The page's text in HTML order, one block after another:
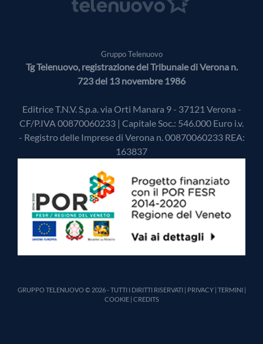
Gruppo Telenuovo
Tg Telenuovo, registrazione del Tribunale di Verona n.
723 del 13 novembre 1986
Editrice T.N.V. S.p.a. via Orti Manara 9 - 37121 Verona -
CF/P.IVA 00870060233 | Capitale Soc.: 546.000 Euro i.v.
- Registro delle Imprese di Verona n. 00870060233 REA:
163837
GRUPPO TELENUOVO © 2026 - TUTTI I DIRITTI RISERVATI | PRIVACY| TERMINI|
COOKIE| CREDITS